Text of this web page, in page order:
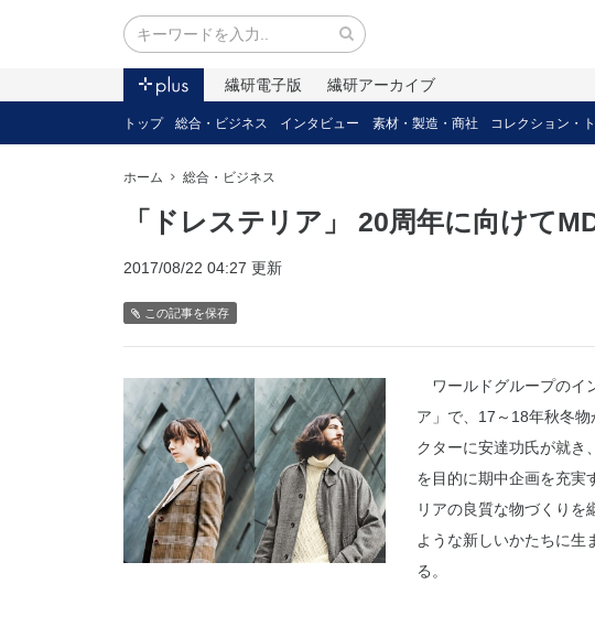
繊研電子版 繊研アーカイブ
トップ 総合・ビジネス インタビュー 素材・製造・商社 コレクション・
ホーム 総合・ビジネス
「ドレステリア」 20周年に向けて
2017/08/22 04:27 更新
この記事を保存
ワールドグループのイ
ア」で、17～18年秋冬
クターに安達功氏が就き
を目的に期中企画を充実
リアの良質な物づくりを
ような新しいかたちに生
る。